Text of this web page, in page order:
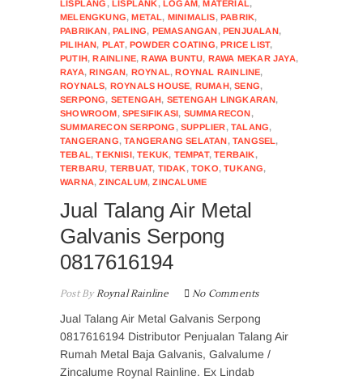
LISPLANG ,LISPLANK,LOGAM,MATERIAL,
MELENGKUNG,METAL, MINIMALIS,PABRIK,
PABRIKAN,PALING, PEMASANGAN,PENJUALAN,
PILIHAN, PLAT,POWDER COATING,PRICE LIST,
PUTIH,RAINLINE,RAWA BUNTU, RAWA MEKAR JAYA,
RAYA,RINGAN, ROYNAL,ROYNAL RAINLINE,
ROYNALS, ROYNALS HOUSE, RUMAH,SENG,
SERPONG, SETENGAH, SETENGAH LINGKARAN,
SHOWROOM,SPESIFIKASI, SUMMARECON,
SUMMARECON SERPONG ,SUPPLIER,TALANG,
TANGERANG,TANGERANG SELATAN,TANGSEL,
TEBAL,TEKNISI,TEKUK, TEMPAT,TERBAIK,
TERBARU, TERBUAT, TIDAK,TOKO,TUKANG,
WARNA,ZINCALUM,ZINCALUME
Jual Talang Air Metal
Galvanis Serpong
0817616194
Post ByRoynal Rainline No Comments
Jual Talang Air Metal Galvanis Serpong
0817616194 Distributor Penjualan Talang Air
Rumah Metal Baja Galvanis, Galvalume /
Zincalume Roynal Rainline. Ex Lindab